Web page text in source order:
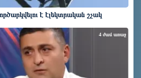
է էլեկտրական շչակ
4 ժամ առաջ